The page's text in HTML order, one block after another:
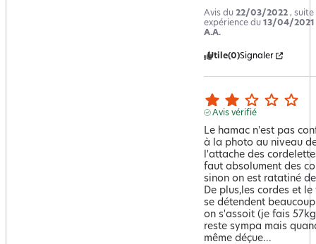
Avis du 22/03/2022 , suite
expérience du 13/04/2021
A.A.
Utile(0)Signaler
Avis vérifié
Le hamac n'est pas
à la photo au niveau
l'attache des
faut absolument des
sinon on est ratatiné
De plus,les cordes et le
se détendent
on s'assoit (je fais
reste sympa mais
même déçue...